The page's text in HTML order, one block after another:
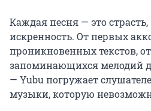
Каждая песня — это
искренность. От первых
проникновенных текстов,
запоминающихся мелодий
— Yubu погружает
музыки, которую